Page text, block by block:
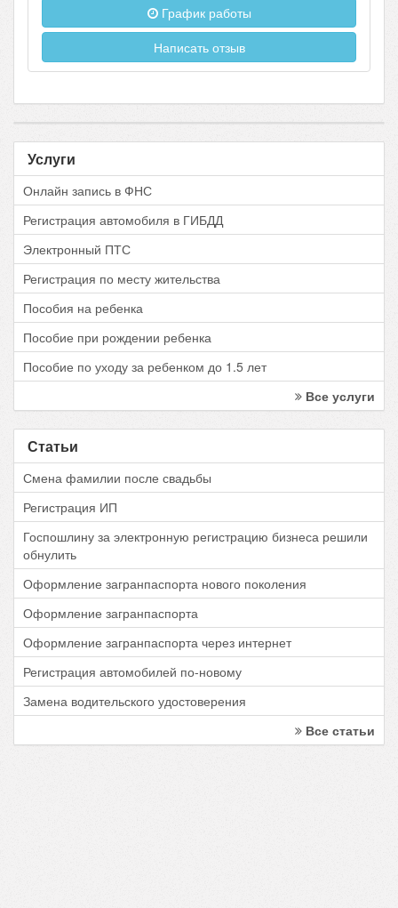
График работы
Написать отзыв
Услуги
Онлайн запись в ФНС
Регистрация автомобиля в ГИБДД
Электронный ПТС
Регистрация по месту жительства
Пособия на ребенка
Пособие при рождении ребенка
Пособие по уходу за ребенком до 1.5 лет
Все услуги
Статьи
Смена фамилии после свадьбы
Регистрация ИП
Госпошлину за электронную регистрацию бизнеса решили
обнулить
Оформление загранпаспорта нового поколения
Оформление загранпаспорта
Оформление загранпаспорта через интернет
Регистрация автомобилей по-новому
Замена водительского удостоверения
Все статьи